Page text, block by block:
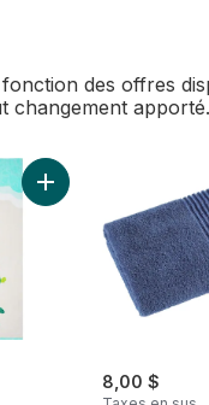
des offres
changement apporté.
au panier
Ajouter Serviette
8,00 $